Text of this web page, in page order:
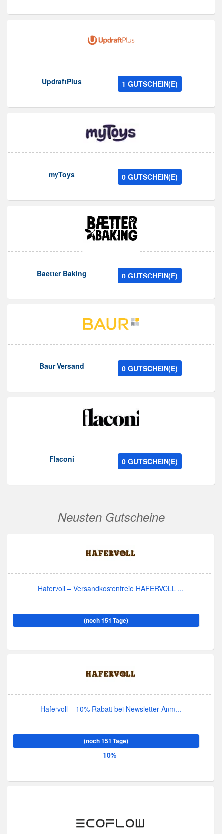
UpdraftPlus 1 GUTSCHEIN(E)
myToys 0 GUTSCHEIN(E)
Baetter Baking 0 GUTSCHEIN(E)
Baur Versand 0 GUTSCHEIN(E)
Flaconi 0 GUTSCHEIN(E)
Neusten Gutscheine
Hafervoll – Versandkostenfreie HAFERVOLL ...
(noch 151 Tage)
Hafervoll – 10% Rabatt bei Newsletter-Anm...
(noch 151 Tage)
10%